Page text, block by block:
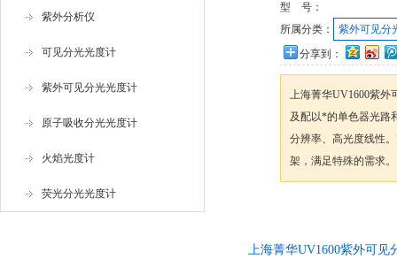
紫外分析仪
可见分光光度计
紫外可见分光光度计
原子吸收分光光度计
火焰光度计
荧光分光光度计
型 号：
所属分类：
紫外可见分
分享到：
上海菁华UV1600紫外
及配以*的单色器光路
分辨率、高光度线性
架，满足特殊的需求。
上海菁华UV1600紫外可见